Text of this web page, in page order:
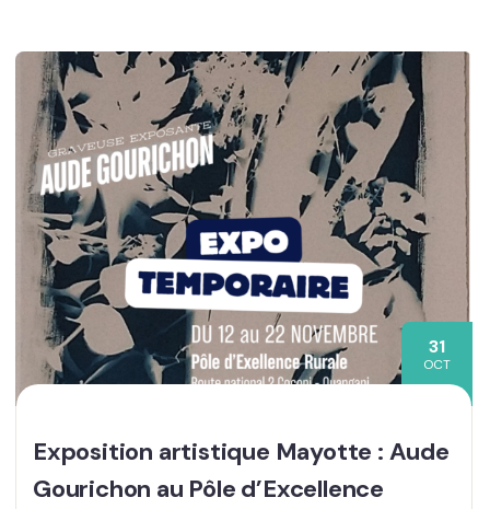
31
OCT
Exposition artistique Mayotte : Aude
Gourichon au Pôle d’Excellence